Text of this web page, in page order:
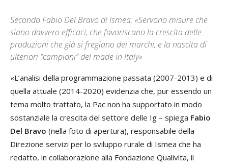
Secondo Fabio Del Bravo di Ismea: «Servono misure che
siano davvero efficaci, che favoriscano la crescita delle
produzioni che già si fregiano dei marchi, e la nascita di
ulteriori “campioni” del made in Italy»
«L’analisi della programmazione passata (2007-2013) e di
quella attuale (2014-2020) evidenzia che, pur essendo un
tema molto trattato, la Pac non ha supportato in modo
sostanziale la crescita del settore delle Ig – spiega Fabio
Del Bravo (nella foto di apertura), responsabile della
Direzione servizi per lo sviluppo rurale di Ismea che ha
redatto, in collaborazione alla Fondazione Qualivita, il